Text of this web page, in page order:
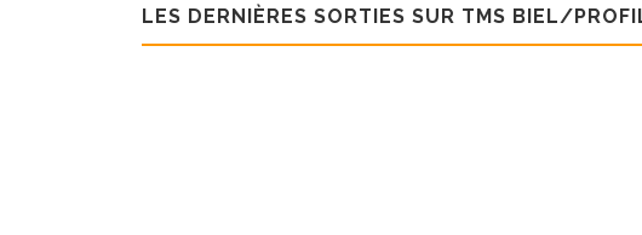
LES DERNIÈRES SORTIES SUR TMS BIEL/